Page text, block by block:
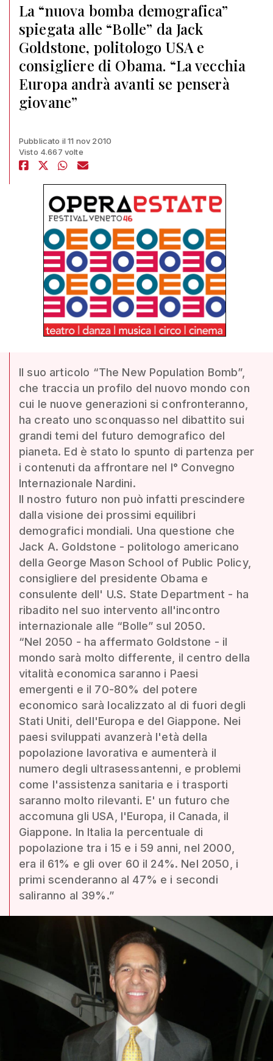
La “nuova bomba demografica”
spiegata alle “Bolle” da Jack
Goldstone, politologo USA e
consigliere di Obama. “La vecchia
Europa andrà avanti se penserà
giovane”
Pubblicato il 11 nov 2010
Visto 4.667 volte
Il suo articolo “The New Population Bomb”,
che traccia un profilo del nuovo mondo con
cui le nuove generazioni si confronteranno,
ha creato uno sconquasso nel dibattito sui
grandi temi del futuro demografico del
pianeta. Ed è stato lo spunto di partenza per
i contenuti da affrontare nel I° Convegno
Internazionale Nardini.
Il nostro futuro non può infatti prescindere
dalla visione dei prossimi equilibri
demografici mondiali. Una questione che
Jack A. Goldstone - politologo americano
della George Mason School of Public Policy,
consigliere del presidente Obama e
consulente dell' U.S. State Department - ha
ribadito nel suo intervento all'incontro
internazionale alle “Bolle” sul 2050.
“Nel 2050 - ha affermato Goldstone - il
mondo sarà molto differente, il centro della
vitalità economica saranno i Paesi
emergenti e il 70-80% del potere
economico sarà localizzato al di fuori degli
Stati Uniti, dell'Europa e del Giappone. Nei
paesi sviluppati avanzerà l'età della
popolazione lavorativa e aumenterà il
numero degli ultrasessantenni, e problemi
come l'assistenza sanitaria e i trasporti
saranno molto rilevanti. E' un futuro che
accomuna gli USA, l'Europa, il Canada, il
Giappone. In Italia la percentuale di
popolazione tra i 15 e i 59 anni, nel 2000,
era il 61% e gli over 60 il 24%. Nel 2050, i
primi scenderanno al 47% e i secondi
saliranno al 39%.”